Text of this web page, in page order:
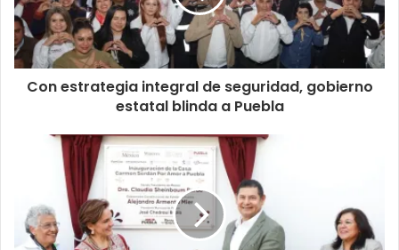
Con estrategia integral de seguridad, gobierno
estatal blinda a Puebla